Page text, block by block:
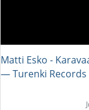
Matti Esko -
― Turenki Records